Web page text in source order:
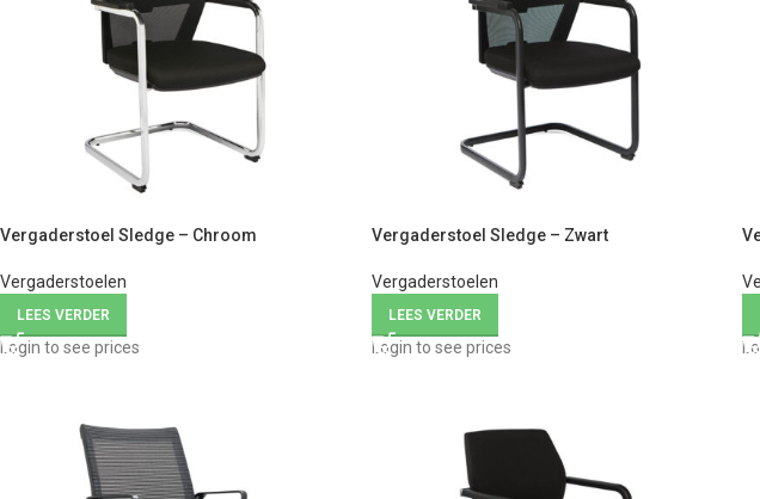
Vergaderstoel Sledge – Chroom
Vergaderstoelen
LEES VERDER
Login to see prices
Vergaderstoel Sledge – Zwart
Vergaderstoelen
LEES VERDER
Login to see prices